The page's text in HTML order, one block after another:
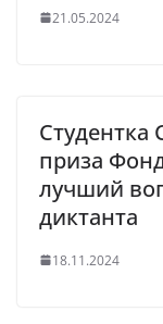
21.05.2024
Студентка
приза
лучший
диктанта
18.11.2024